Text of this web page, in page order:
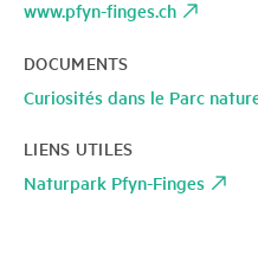
www.pfyn-finges.ch
DOCUMENTS
Curiosités dans le Parc
LIENS UTILES
Naturpark Pfyn-Finges